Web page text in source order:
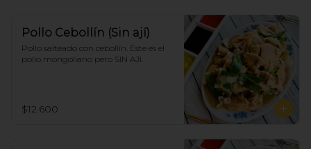
Pollo Cebollín (Sin ají)
Pollo salteado con cebollín. Este es el
pollo mongoliano pero SIN AJI.
$12.600